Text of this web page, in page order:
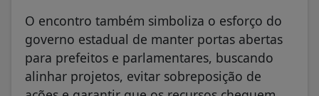
O encontro também simboliza o esforço do
governo estadual de manter portas abertas
para prefeitos e parlamentares, buscando
alinhar projetos, evitar sobreposição de